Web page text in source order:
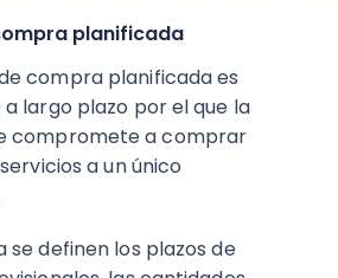
planificada
compra planificada es
largo plazo por el que la
compromete a comprar
a un único
se definen los plazos de